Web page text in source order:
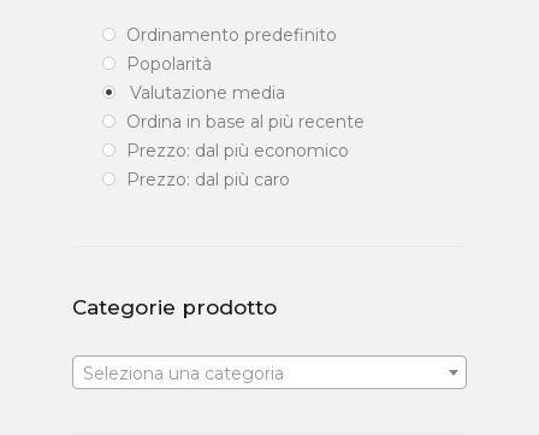
Ordinamento predefinito
Popolarità
Valutazione media
Ordina in base al più recente
Prezzo: dal più economico
Prezzo: dal più caro
Categorie prodotto
Seleziona una categoria